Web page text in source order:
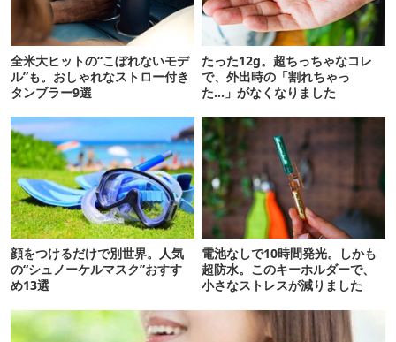
全米大ヒットの“こぼれないモデ
ル”も。おしゃれなストロー付き
タンブラー9選
たった12g。超ちっちゃなコレ
で、外出時の「割れちゃっ
た…」がなくなりました
顔をつけるだけで別世界。人気
の“シュノーケルマスク”おすす
め13選
電池なしで10時間発光。しかも
超防水。このキーホルダーで、
小さなストレスが減りました